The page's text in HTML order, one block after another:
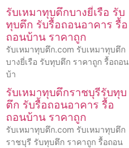
รับเหมาทุบตึกบางยี่เรือ รับ
ทุบตึก รับรื้อถอนอาคาร รื้อ
ถอนบ้าน ราคาถูก
รับเหมาทุบตึก.com รับเหมาทุบตึก
บางยี่เรือ รับทุบตึก ราคาถูก รื้อถอน
บ้า
รับเหมาทุบตึกราชบุรีรับทุบ
ตึก รับรื้อถอนอาคาร รื้อ
ถอนบ้าน ราคาถูก
รับเหมาทุบตึก.com รับเหมาทุบตึก
ราชบุรี รับทุบตึก ราคาถูก รื้อถอน